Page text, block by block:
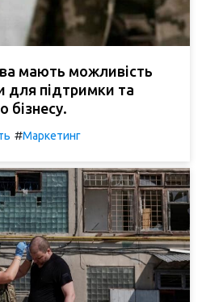
мають можливість
для підтримки та
бізнесу.
#Маркетинг